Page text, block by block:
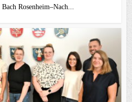
Rosenheim–Nach...